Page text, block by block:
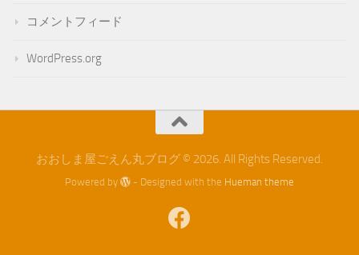
コメントフィード
WordPress.org
おおしま屋ごえん丸ブログ © 2026. All Rights Reserved.
Powered by - Designed with the Hueman theme